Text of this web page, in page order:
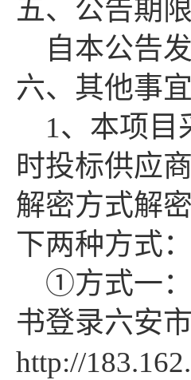
五、公告期限
自本公告
六、其他事宜
1、本项目
时投标供应
解密方式解
下两种方式：
①方式一
书登录六安
http://